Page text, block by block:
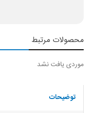
محصولات مرتبط
موردی یافت نشد
توضیحات